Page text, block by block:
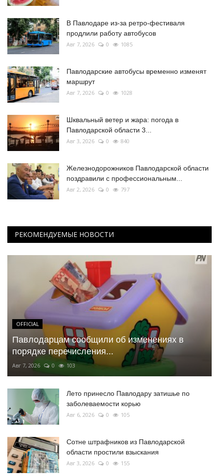
В Павлодаре из-за ретро-фестиваля
продлили работу автобусов
Авг 7, 2026 0 1085
Павлодарские автобусы временно изменят
маршрут
Авг 7, 2026 0 1028
Шквальный ветер и жара: погода в
Павлодарской области 3...
Авг 3, 2026 0 840
Железнодорожников Павлодарской области
поздравили с профессиональным...
Авг 2, 2026 0 797
РЕКОМЕНДУЕМЫЕ НОВОСТИ
OFFICIAL
Павлодарцам сообщили об изменениях в
порядке перечисления...
Авг 7, 2026 0 103
Лето принесло Павлодару затишье по
заболеваемости корью
Авг 6, 2026 0 105
Сотне штрафников из Павлодарской
области простили взыскания
Авг 3, 2026 0 155